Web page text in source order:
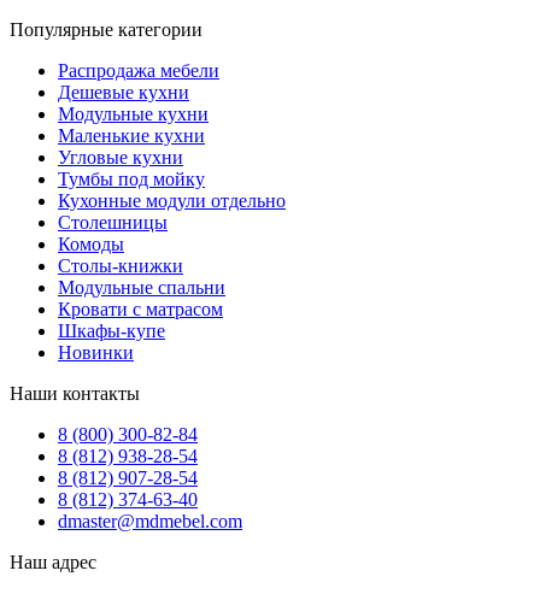
Популярные категории
Распродажа мебели
Дешевые кухни
Модульные кухни
Маленькие кухни
Угловые кухни
Тумбы под мойку
Кухонные модули отдельно
Столешницы
Комоды
Столы-книжки
Модульные спальни
Кровати с матрасом
Шкафы-купе
Новинки
Наши контакты
8 (800) 300-82-84
8 (812) 938-28-54
8 (812) 907-28-54
8 (812) 374-63-40
dmaster@mdmebel.com
Наш адрес